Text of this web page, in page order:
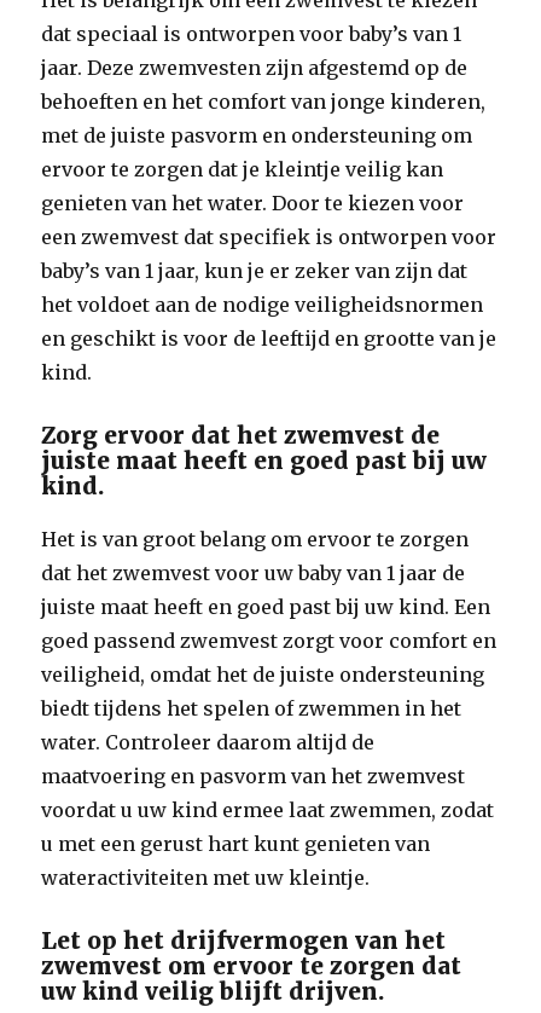
dat speciaal is ontworpen voor baby’s van 1
jaar. Deze zwemvesten zijn afgestemd op de
behoeften en het comfort van jonge kinderen,
met de juiste pasvorm en ondersteuning om
ervoor te zorgen dat je kleintje veilig kan
genieten van het water. Door te kiezen voor
een zwemvest dat specifiek is ontworpen voor
baby’s van 1 jaar, kun je er zeker van zijn dat
het voldoet aan de nodige veiligheidsnormen
en geschikt is voor de leeftijd en grootte van je
kind.
Zorg ervoor dat het zwemvest de
juiste maat heeft en goed past bij uw
kind.
Het is van groot belang om ervoor te zorgen
dat het zwemvest voor uw baby van 1 jaar de
juiste maat heeft en goed past bij uw kind. Een
goed passend zwemvest zorgt voor comfort en
veiligheid, omdat het de juiste ondersteuning
biedt tijdens het spelen of zwemmen in het
water. Controleer daarom altijd de
maatvoering en pasvorm van het zwemvest
voordat u uw kind ermee laat zwemmen, zodat
u met een gerust hart kunt genieten van
wateractiviteiten met uw kleintje.
Let op het drijfvermogen van het
zwemvest om ervoor te zorgen dat
uw kind veilig blijft drijven.